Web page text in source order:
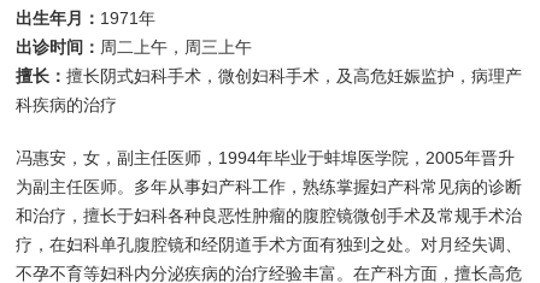
出生年月： 1971年
出诊时间： 周二上午，周三上午
擅长：擅长阴式妇科手术，微创妇科手术，及高危妊娠监护，病理产
科疾病的治疗
冯惠安，女，副主任医师，1994年毕业于蚌埠医学院，2005年晋升
为副主任医师。多年从事妇产科工作，熟练掌握妇产科常见病的诊断
和治疗，擅长于妇科各种良恶性肿瘤的腹腔镜微创手术及常规手术治
疗，在妇科单孔腹腔镜和经阴道手术方面有独到之处。对月经失调、
不孕不育等妇科内分泌疾病的治疗经验丰富。在产科方面，擅长高危